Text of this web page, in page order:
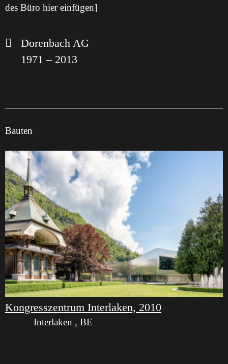
des Büro hier einfügen]
Dorenbach AG
1971 – 2013
Bauten
Kongresszentrum Interlaken, 2010
Interlaken , BE